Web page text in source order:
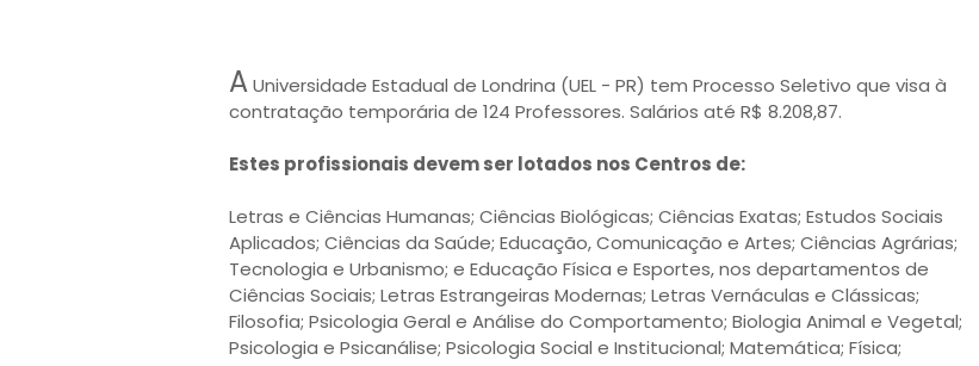
AUniversidade Estadual de Londrina (UEL - PR) tem Processo Seletivo que visa à
contratação temporária de 124 Professores. Salários até R$ 8.208,87.
Estes profissionais devem ser lotados nos Centros de:
Letras e Ciências Humanas; Ciências Biológicas; Ciências Exatas; Estudos Sociais
Aplicados; Ciências da Saúde; Educação, Comunicação e Artes; Ciências Agrárias;
Tecnologia e Urbanismo; e Educação Física e Esportes, nos departamentos de
Ciências Sociais; Letras Estrangeiras Modernas; Letras Vernáculas e Clássicas;
Filosofia; Psicologia Geral e Análise do Comportamento; Biologia Animal e Vegetal;
Psicologia e Psicanálise; Psicologia Social e Institucional; Matemática; Física;